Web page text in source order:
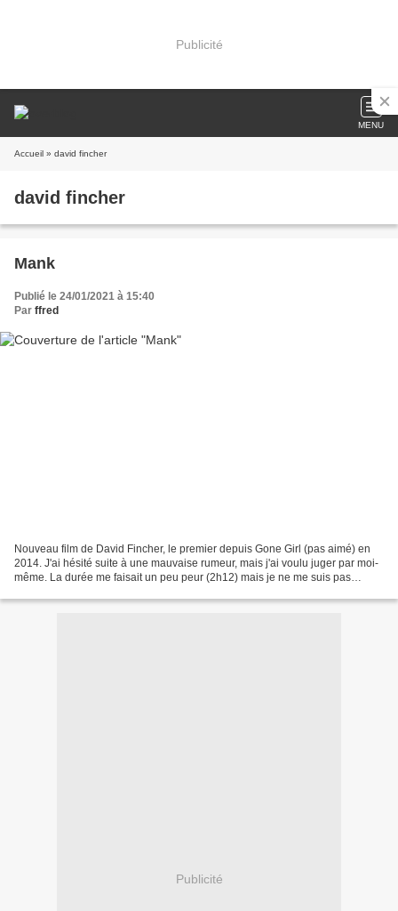
Publicité
MENU
Accueil » david fincher
david fincher
Mank
Publié le 24/01/2021 à 15:40
Par ffred
Nouveau film de David Fincher, le premier depuis Gone Girl (pas aimé) en
2014. J'ai hésité suite à une mauvaise rumeur, mais j'ai voulu juger par moi-
même. La durée me faisait un peu peur (2h12) mais je ne me suis pas
Publicité